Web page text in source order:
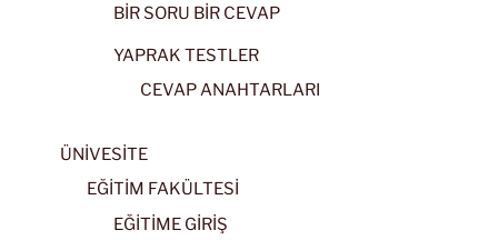
BİR SORU BİR CEVAP
YAPRAK TESTLER
CEVAP ANAHTARLARI
ÜNİVESİTE
EĞİTİM FAKÜLTESİ
EĞİTİME GİRİŞ